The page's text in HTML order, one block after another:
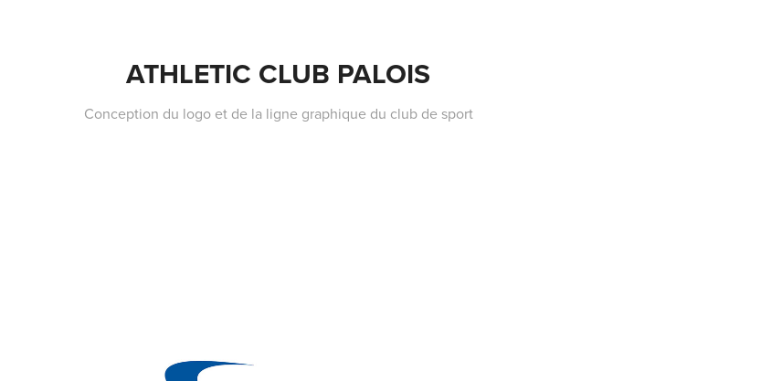
ATHLETIC CLUB PALOIS
Conception du logo et de la ligne graphique du club de sport